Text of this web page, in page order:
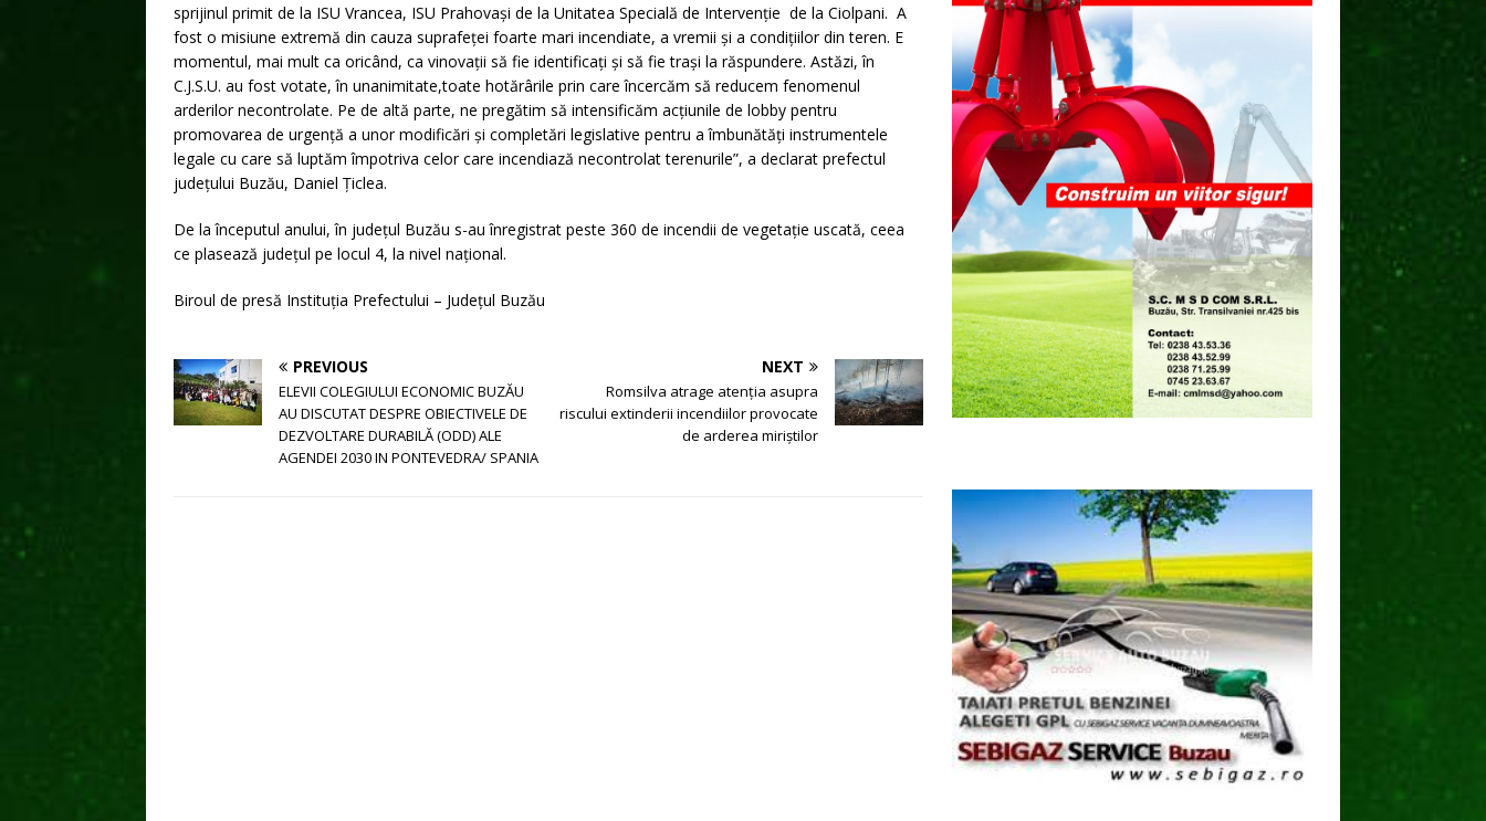
sprijinul primit de la ISU Vrancea, ISU Prahovași de la Unitatea Specială de Intervenție de la Ciolpani. A
fost o misiune extremă din cauza suprafeței foarte mari incendiate, a vremii și a condițiilor din teren. E
momentul, mai mult ca oricând, ca vinovații să fie identificați și să fie trași la răspundere. Astăzi, în
C.J.S.U. au fost votate, în unanimitate,toate hotărârile prin care încercăm să reducem fenomenul
arderilor necontrolate. Pe de altă parte, ne pregătim să intensificăm acțiunile de lobby pentru
promovarea de urgență a unor modificări și completări legislative pentru a îmbunătăți instrumentele
legale cu care să luptăm împotriva celor care incendiază necontrolat terenurile”, a declarat prefectul
județului Buzău, Daniel Țiclea.
De la începutul anului, în județul Buzău s-au înregistrat peste 360 de incendii de vegetație uscată, ceea
ce plasează județul pe locul 4, la nivel național.
Biroul de presă Instituția Prefectului – Județul Buzău
PREVIOUS
ELEVII COLEGIULUI ECONOMIC BUZĂU
AU DISCUTAT DESPRE OBIECTIVELE DE
DEZVOLTARE DURABILĂ (ODD) ALE
AGENDEI 2030 IN PONTEVEDRA/ SPANIA
NEXT
Romsilva atrage atenția asupra
riscului extinderii incendiilor provocate
de arderea miriștilor